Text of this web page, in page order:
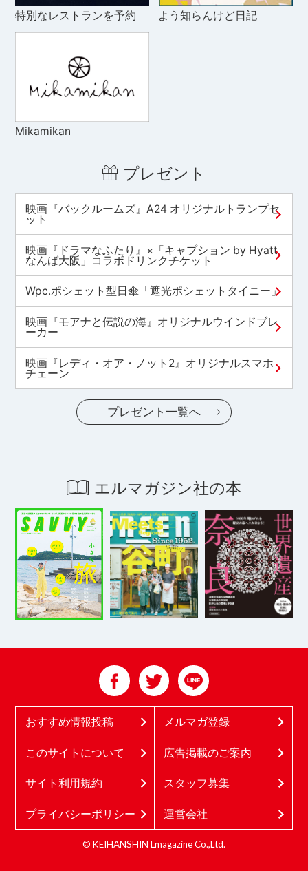
特別なレストランを予約 よう知らんけど日記
Mikamikan
プレゼント
映画『バックルームズ』A24 オリジナルトランプセ
ット
映画『ドラマなふたり』×「キャプション by Hyatt
なんば大阪」コラボドリンクチケット
Wpc.ポシェット型日傘「遮光ポシェットタイニー」
映画『モアナと伝説の海』オリジナルウインドブレ
ーカー
映画『レディ・オア・ノット2』オリジナルスマホ
チェーン
プレゼント一覧へ
エルマガジン社の本
おすすめ情報投稿 メルマガ登録
このサイトについて 広告掲載のご案内
サイト利用規約 スタッフ募集
プライバシーポリシー 運営会社
© KEIHANSHIN Lmagazine Co.,Ltd.